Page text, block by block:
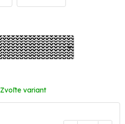
Zvoľte variant